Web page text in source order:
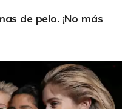
de pelo. ¡No más